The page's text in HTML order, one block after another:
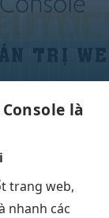
Console là
trang web,
nhanh các